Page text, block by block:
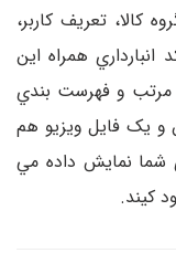
کالا، تعريف کاربر،
همراه اين
اي بصورت مرتب و فهرست بندي
و يک فايل ويزيو هم
شما نمايش داده مي
کيند.